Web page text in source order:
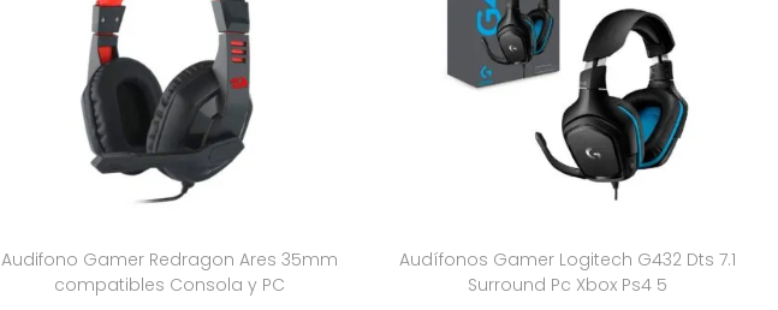
Audifono Gamer Redragon Ares 35mm
compatibles Consola y PC
Audífonos Gamer Logitech G432 Dts 7.1
Surround Pc Xbox Ps4 5